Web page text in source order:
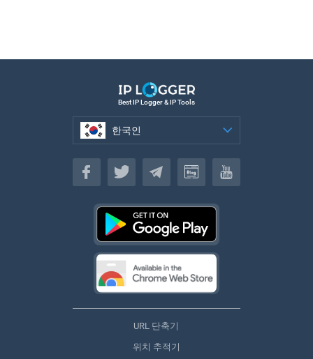
Best IP Logger & IP Tools
한국인
한국인
URL 단축기
위치 추적기